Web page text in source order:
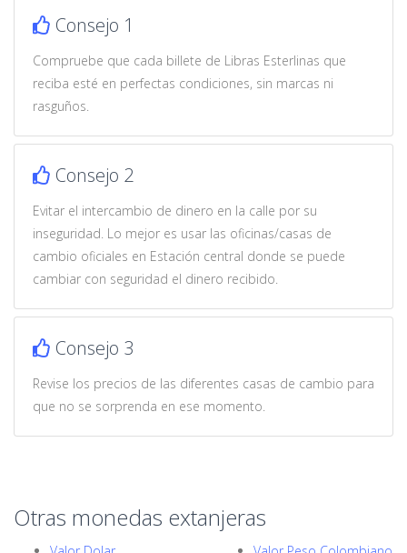
Consejo 1
Compruebe que cada billete de Libras Esterlinas que
reciba esté en perfectas condiciones, sin marcas ni
rasguños.
Consejo 2
Evitar el intercambio de dinero en la calle por su
inseguridad. Lo mejor es usar las oficinas/casas de
cambio oficiales en Estación central donde se puede
cambiar con seguridad el dinero recibido.
Consejo 3
Revise los precios de las diferentes casas de cambio para
que no se sorprenda en ese momento.
Otras monedas extanjeras